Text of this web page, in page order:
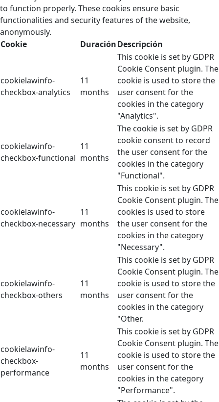
to function properly. These cookies ensure basic
functionalities and security features of the website,
anonymously.
Cookie
DuraciónDescripción
cookielawinfo-
checkbox-analytics
11
months
This cookie is set by GDPR
Cookie Consent plugin. The
cookie is used to store the
user consent for the
cookies in the category
"Analytics".
cookielawinfo-
checkbox-functional
11
months
The cookie is set by GDPR
cookie consent to record
the user consent for the
cookies in the category
"Functional".
cookielawinfo-
checkbox-necessary
11
months
This cookie is set by GDPR
Cookie Consent plugin. The
cookies is used to store
the user consent for the
cookies in the category
"Necessary".
cookielawinfo-
checkbox-others
11
months
This cookie is set by GDPR
Cookie Consent plugin. The
cookie is used to store the
user consent for the
cookies in the category
"Other.
cookielawinfo-
checkbox-
performance
11
months
This cookie is set by GDPR
Cookie Consent plugin. The
cookie is used to store the
user consent for the
cookies in the category
"Performance".